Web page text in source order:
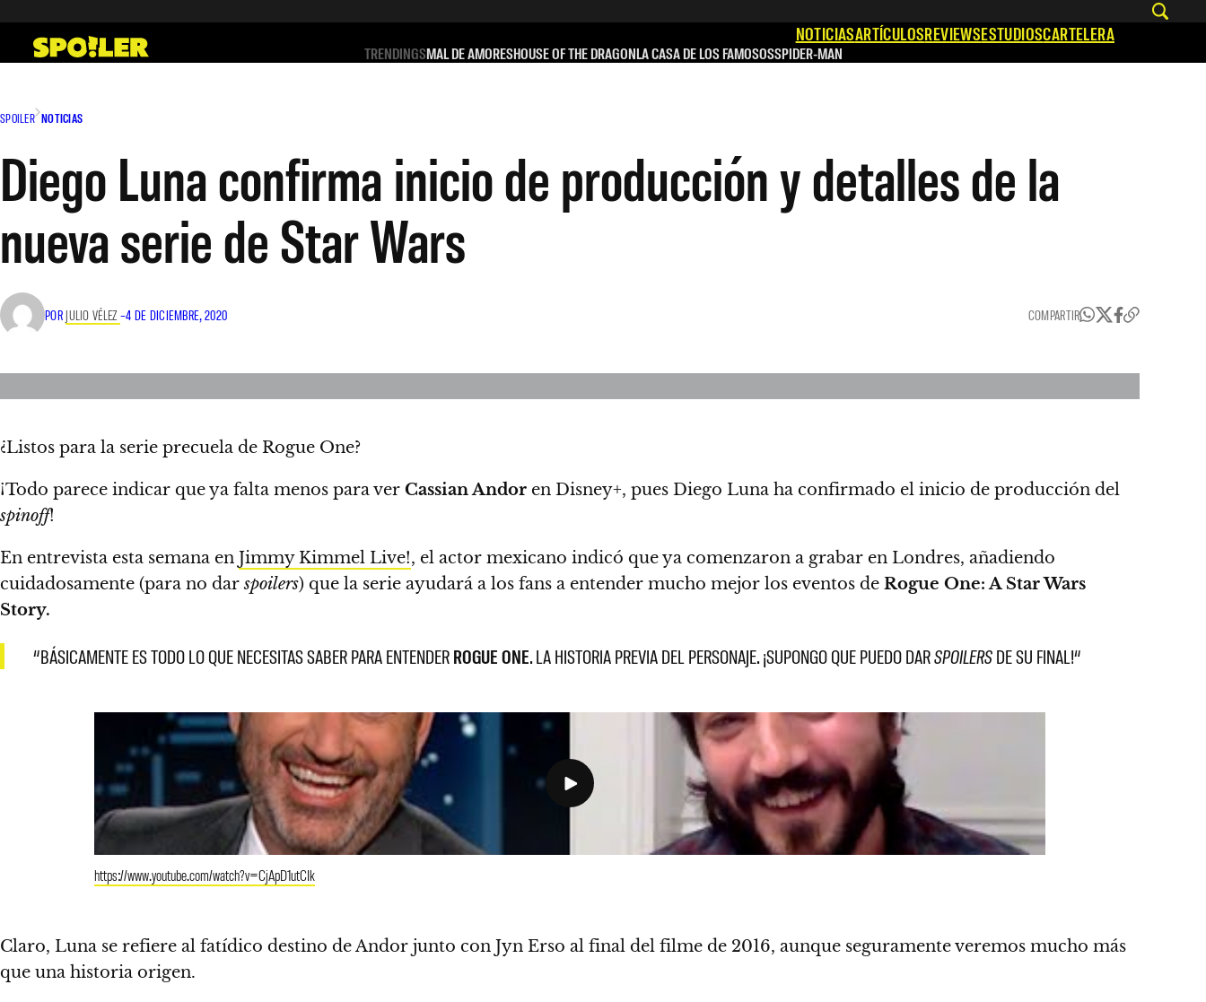
contenido
NOTICIASARTÍCULOSREVIEWSESTUDIOSCARTELERA
TRENDINGSMAL DE AMORESHOUSE OF THE DRAGONLA CASA DE LOS FAMOSOSSPIDER-MAN
SPOILER NOTICIAS
Diego Luna confirma inicio de producción y detalles de la
nueva serie de Star Wars
POR JULIO VÉLEZ –4 DE DICIEMBRE, 2020 COMPARTIR
¿Listos para la serie precuela de Rogue One?
¡Todo parece indicar que ya falta menos para ver Cassian Andor en Disney+, pues Diego Luna ha confirmado el inicio de producción del
spinoff!
En entrevista esta semana en Jimmy Kimmel Live!, el actor mexicano indicó que ya comenzaron a grabar en Londres, añadiendo
cuidadosamente (para no darspoilers) que la serie ayudará a los fans a entender mucho mejor los eventos de Rogue One: A Star Wars
Story.
“BÁSICAMENTE ES TODO LO QUE NECESITAS SABER PARA ENTENDERROGUE ONE. LA HISTORIA PREVIA DEL PERSONAJE.¡SUPONGO QUE PUEDO DARSPOILERSDE SU FINAL!“
https://www.youtube.com/watch?v=CjApD1utCIk
Claro, Luna se refiere al fatídico destino de Andor junto con Jyn Erso al final del filme de 2016, aunque seguramente veremos mucho más
que una historia origen.